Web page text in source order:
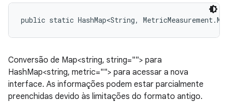
public static HashMap<String,
Conversão de Map<string, string=""> para
HashMap<string, metric=""> para acessar a nova
interface. As informações podem estar parcialmente
preenchidas devido às limitações do formato antigo.